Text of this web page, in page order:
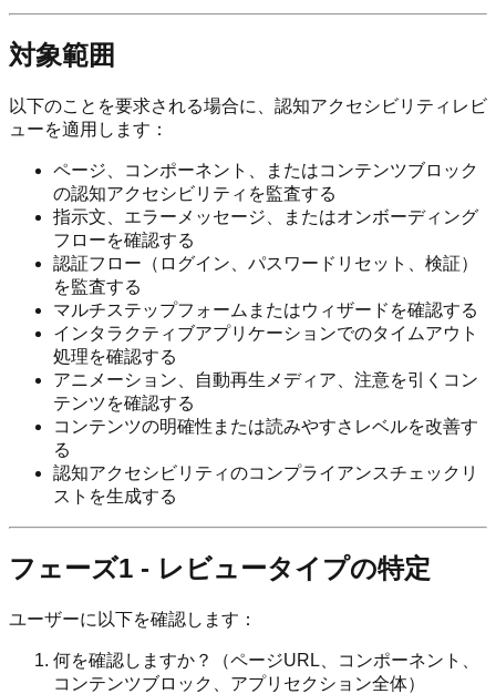
対象範囲
以下のことを要求される場合に、認知アクセシビリティレビ
ューを適用します：
ページ、コンポーネント、またはコンテンツブロック
の認知アクセシビリティを監査する
指示文、エラーメッセージ、またはオンボーディング
フローを確認する
認証フロー（ログイン、パスワードリセット、検証）
を監査する
マルチステップフォームまたはウィザードを確認する
インタラクティブアプリケーションでのタイムアウト
処理を確認する
アニメーション、自動再生メディア、注意を引くコン
テンツを確認する
コンテンツの明確性または読みやすさレベルを改善す
る
認知アクセシビリティのコンプライアンスチェックリ
ストを生成する
フェーズ1 - レビュータイプの特定
ユーザーに以下を確認します：
何を確認しますか？（ページURL、コンポーネント、
コンテンツブロック、アプリセクション全体）